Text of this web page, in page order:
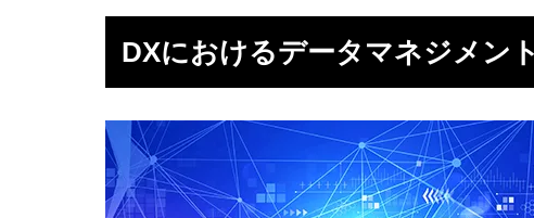
DXにおけるデータマネジメン